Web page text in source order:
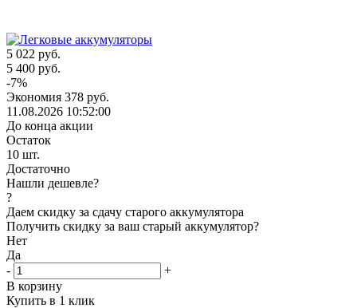
5 022 руб.
5 400 руб.
-7%
Экономия 378 руб.
11.08.2026 10:52:00
До конца акции
Остаток
10 шт.
Достаточно
Нашли дешевле?
?
Даем скидку за сдачу старого аккумулятора
Получить скидку за ваш старый аккумулятор?
Нет
Да
-
+
В корзину
Купить в 1 клик